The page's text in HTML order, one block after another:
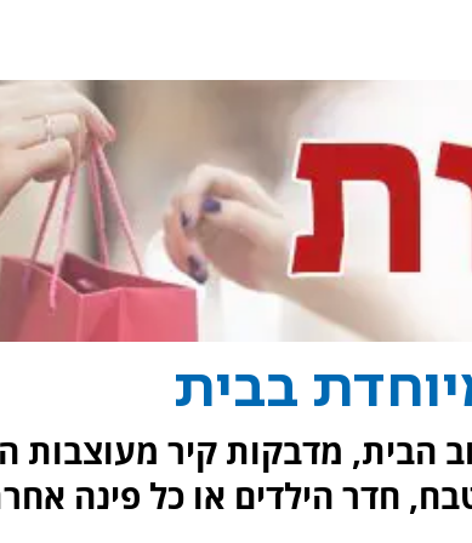
בבית
הבית, מדבקות קיר מעוצבות
חדר הילדים או כל פינה